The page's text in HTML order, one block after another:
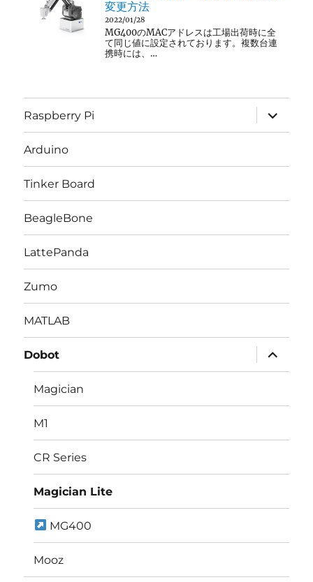
変更方法
2022/01/28
MG400のMACアドレスは工場出荷時に全
て同じ値に設定されております。複数台連
携時には、…
Raspberry Pi
サ
ブ
メ
ー
開
Arduino
Tinker Board
BeagleBone
LattePanda
Zumo
MATLAB
Dobot
サ
ブ
メ
ー
開
Magician
M1
CR Series
Magician Lite
MG400
Mooz